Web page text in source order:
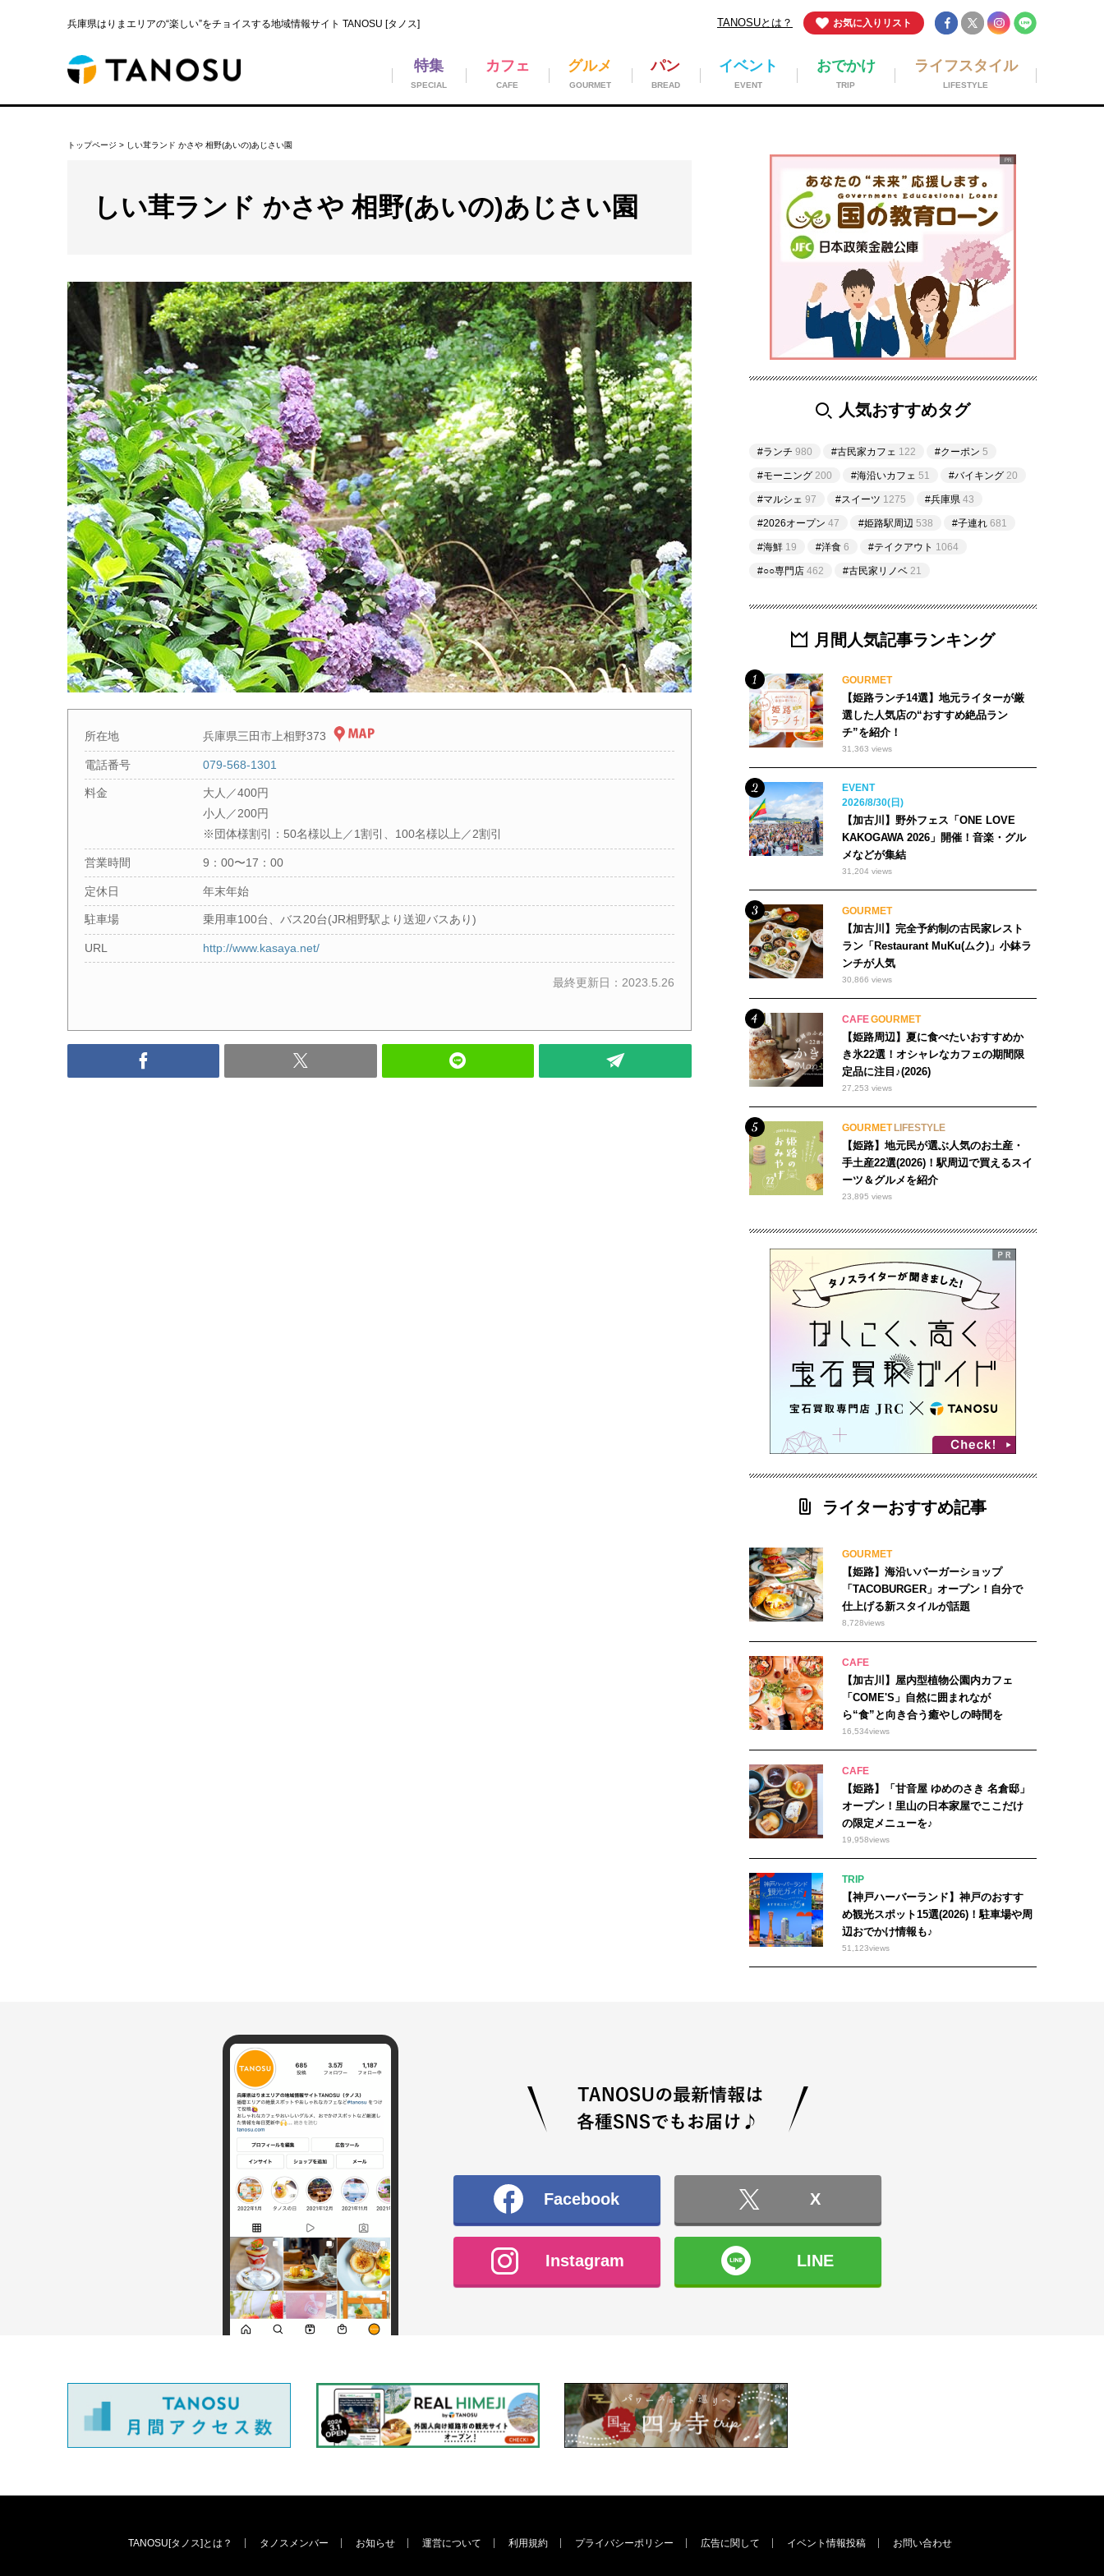
兵庫県はりまエリアの“楽しい”をチョイスする地域情報サイト TANOSU [タノス] お気に入りリスト
TANOSUとは？
ライフスタイル
LIFESTYLE
おでかけ
TRIP
イベント
EVENT
パン
BREAD
グルメ
GOURMET
カフェ
CAFE
特集
SPECIAL
トップページ > しい茸ランド かさや 相野(あいの)あじさい園
しい茸ランド かさや 相野(あいの)あじさい園
所在地 兵庫県三田市上相野373
電話番号 079-568-1301
料金
大人／400円
小人／200円
※団体様割引：50名様以上／1割引、100名様以上／2割引
営業時間 9：00〜17：00
定休日 年末年始
駐車場 乗用車100台、バス20台(JR相野駅より送迎バスあり)
URL http://www.kasaya.net/
最終更新日：2023.5.26
人気おすすめタグ
#ランチ 980 #古民家カフェ 122 #クーポン 5
#モーニング 200 #海沿いカフェ 51 #バイキング 20
#マルシェ 97 #スイーツ 1275 #兵庫県 43
#2026オープン 47 #姫路駅周辺 538 #子連れ 681
#海鮮 19 #洋食 6 #テイクアウト 1064
#○○専門店 462 #古民家リノベ 21
月間人気記事ランキング
GOURMET
【姫路ランチ14選】地元ライターが厳
選した人気店の“おすすめ絶品ラン
チ”を紹介！
31,363 views
EVENT
2026/8/30(日)
【加古川】野外フェス「ONE LOVE
KAKOGAWA 2026」開催！音楽・グル
メなどが集結
31,204 views
GOURMET
【加古川】完全予約制の古民家レスト
ラン「Restaurant MuKu(ムク)」小鉢ラ
ンチが人気
30,866 views
CAFEGOURMET
【姫路周辺】夏に食べたいおすすめか
き氷22選！オシャレなカフェの期間限
定品に注目♪(2026)
27,253 views
GOURMET LIFESTYLE
【姫路】地元民が選ぶ人気のお土産・
手土産22選(2026)！駅周辺で買えるスイ
ーツ＆グルメを紹介
23,895 views
ライターおすすめ記事
GOURMET
【姫路】海沿いバーガーショップ
「TACOBURGER」オープン！自分で
仕上げる新スタイルが話題
8,728views
CAFE
【加古川】屋内型植物公園内カフェ
「COME'S」自然に囲まれなが
ら“食”と向き合う癒やしの時間を
16,534views
CAFE
【姫路】「甘音屋 ゆめのさき 名倉邸」
オープン！里山の日本家屋でここだけ
の限定メニューを♪
19,958views
TRIP
【神戸ハーバーランド】神戸のおすす
め観光スポット15選(2026)！駐車場や周
辺おでかけ情報も♪
51,123views
Facebook X
Instagram LINE
TANOSU[タノス]とは？ タノスメンバー お知らせ 運営について 利用規約 プライバシーポリシー 広告に関して イベント情報投稿 お問い合わせ